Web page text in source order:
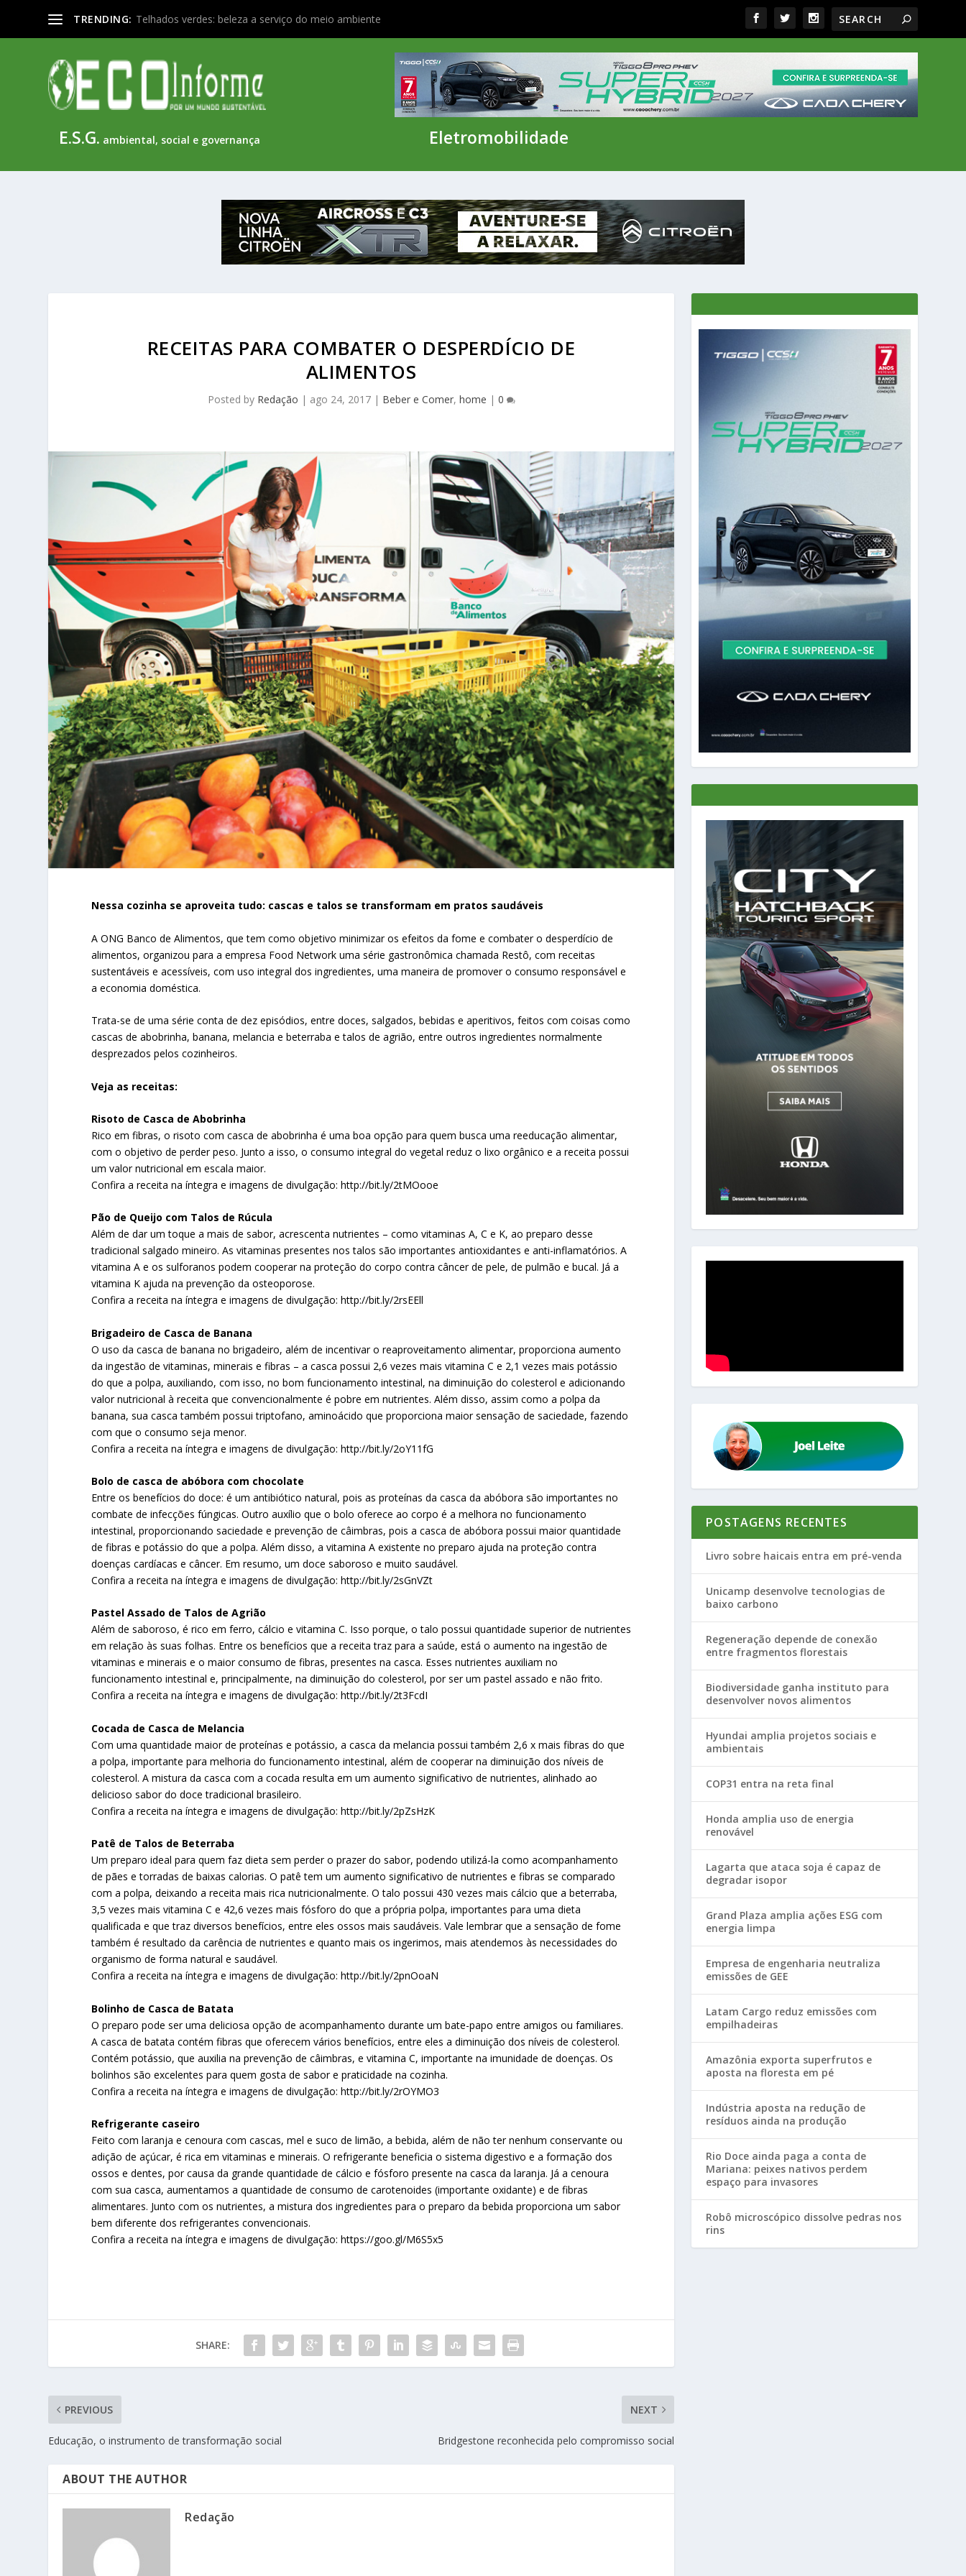
TRENDING: Telhados verdes: beleza a serviço do meio ambiente
E.S.G. ambiental, social e governança Eletromobilidade
RECEITAS PARA COMBATER O DESPERDÍCIO DE
ALIMENTOS
Posted by Redação | ago 24, 2017| Beber e Comer, home | 0
Nessa cozinha se aproveita tudo: cascas e talos se transformam em pratos saudáveis
A ONG Banco de Alimentos, que tem como objetivo minimizar os efeitos da fome e combater o desperdício de
alimentos, organizou para a empresa Food Network uma série gastronômica chamada Restô, com receitas
sustentáveis e acessíveis, com uso integral dos ingredientes, uma maneira de promover o consumo responsável e
a economia doméstica.
Trata-se de uma série conta de dez episódios, entre doces, salgados, bebidas e aperitivos, feitos com coisas como
cascas de abobrinha, banana, melancia e beterraba e talos de agrião, entre outros ingredientes normalmente
desprezados pelos cozinheiros.
Veja as receitas:
Risoto de Casca de Abobrinha
Rico em fibras, o risoto com casca de abobrinha é uma boa opção para quem busca uma reeducação alimentar,
com o objetivo de perder peso. Junto a isso, o consumo integral do vegetal reduz o lixo orgânico e a receita possui
um valor nutricional em escala maior.
Confira a receita na íntegra e imagens de divulgação: http://bit.ly/2tMOooe
Pão de Queijo com Talos de Rúcula
Além de dar um toque a mais de sabor, acrescenta nutrientes – como vitaminas A, C e K, ao preparo desse
tradicional salgado mineiro. As vitaminas presentes nos talos são importantes antioxidantes e anti-inflamatórios. A
vitamina A e os sulforanos podem cooperar na proteção do corpo contra câncer de pele, de pulmão e bucal. Já a
vitamina K ajuda na prevenção da osteoporose.
Confira a receita na íntegra e imagens de divulgação: http://bit.ly/2rsEEll
Brigadeiro de Casca de Banana
O uso da casca de banana no brigadeiro, além de incentivar o reaproveitamento alimentar, proporciona aumento
da ingestão de vitaminas, minerais e fibras – a casca possui 2,6 vezes mais vitamina C e 2,1 vezes mais potássio
do que a polpa, auxiliando, com isso, no bom funcionamento intestinal, na diminuição do colesterol e adicionando
valor nutricional à receita que convencionalmente é pobre em nutrientes. Além disso, assim como a polpa da
banana, sua casca também possui triptofano, aminoácido que proporciona maior sensação de saciedade, fazendo
com que o consumo seja menor.
Confira a receita na íntegra e imagens de divulgação: http://bit.ly/2oY11fG
Bolo de casca de abóbora com chocolate
Entre os benefícios do doce: é um antibiótico natural, pois as proteínas da casca da abóbora são importantes no
combate de infecções fúngicas. Outro auxílio que o bolo oferece ao corpo é a melhora no funcionamento
intestinal, proporcionando saciedade e prevenção de câimbras, pois a casca de abóbora possui maior quantidade
de fibras e potássio do que a polpa. Além disso, a vitamina A existente no preparo ajuda na proteção contra
doenças cardíacas e câncer. Em resumo, um doce saboroso e muito saudável.
Confira a receita na íntegra e imagens de divulgação: http://bit.ly/2sGnVZt
Pastel Assado de Talos de Agrião
Além de saboroso, é rico em ferro, cálcio e vitamina C. Isso porque, o talo possui quantidade superior de nutrientes
em relação às suas folhas. Entre os benefícios que a receita traz para a saúde, está o aumento na ingestão de
vitaminas e minerais e o maior consumo de fibras, presentes na casca. Esses nutrientes auxiliam no
funcionamento intestinal e, principalmente, na diminuição do colesterol, por ser um pastel assado e não frito.
Confira a receita na íntegra e imagens de divulgação: http://bit.ly/2t3FcdI
Cocada de Casca de Melancia
Com uma quantidade maior de proteínas e potássio, a casca da melancia possui também 2,6 x mais fibras do que
a polpa, importante para melhoria do funcionamento intestinal, além de cooperar na diminuição dos níveis de
colesterol. A mistura da casca com a cocada resulta em um aumento significativo de nutrientes, alinhado ao
delicioso sabor do doce tradicional brasileiro.
Confira a receita na íntegra e imagens de divulgação: http://bit.ly/2pZsHzK
Patê de Talos de Beterraba
Um preparo ideal para quem faz dieta sem perder o prazer do sabor, podendo utilizá-la como acompanhamento
de pães e torradas de baixas calorias. O patê tem um aumento significativo de nutrientes e fibras se comparado
com a polpa, deixando a receita mais rica nutricionalmente. O talo possui 430 vezes mais cálcio que a beterraba,
3,5 vezes mais vitamina C e 42,6 vezes mais fósforo do que a própria polpa, importantes para uma dieta
qualificada e que traz diversos benefícios, entre eles ossos mais saudáveis. Vale lembrar que a sensação de fome
também é resultado da carência de nutrientes e quanto mais os ingerimos, mais atendemos às necessidades do
organismo de forma natural e saudável.
Confira a receita na íntegra e imagens de divulgação: http://bit.ly/2pnOoaN
Bolinho de Casca de Batata
O preparo pode ser uma deliciosa opção de acompanhamento durante um bate-papo entre amigos ou familiares.
A casca de batata contém fibras que oferecem vários benefícios, entre eles a diminuição dos níveis de colesterol.
Contém potássio, que auxilia na prevenção de câimbras, e vitamina C, importante na imunidade de doenças. Os
bolinhos são excelentes para quem gosta de sabor e praticidade na cozinha.
Confira a receita na íntegra e imagens de divulgação: http://bit.ly/2rOYMO3
Refrigerante caseiro
Feito com laranja e cenoura com cascas, mel e suco de limão, a bebida, além de não ter nenhum conservante ou
adição de açúcar, é rica em vitaminas e minerais. O refrigerante beneficia o sistema digestivo e a formação dos
ossos e dentes, por causa da grande quantidade de cálcio e fósforo presente na casca da laranja. Já a cenoura
com sua casca, aumentamos a quantidade de consumo de carotenoides (importante oxidante) e de fibras
alimentares. Junto com os nutrientes, a mistura dos ingredientes para o preparo da bebida proporciona um sabor
bem diferente dos refrigerantes convencionais.
Confira a receita na íntegra e imagens de divulgação: https://goo.gl/M6S5x5
SHARE:
PREVIOUS
Educação, o instrumento de transformação social
NEXT
Bridgestone reconhecida pelo compromisso social
ABOUT THE AUTHOR
Redação
POSTAGENS RECENTES
Livro sobre haicais entra em pré-venda
Unicamp desenvolve tecnologias de
baixo carbono
Regeneração depende de conexão
entre fragmentos florestais
Biodiversidade ganha instituto para
desenvolver novos alimentos
Hyundai amplia projetos sociais e
ambientais
COP31 entra na reta final
Honda amplia uso de energia
renovável
Lagarta que ataca soja é capaz de
degradar isopor
Grand Plaza amplia ações ESG com
energia limpa
Empresa de engenharia neutraliza
emissões de GEE
Latam Cargo reduz emissões com
empilhadeiras
Amazônia exporta superfrutos e
aposta na floresta em pé
Indústria aposta na redução de
resíduos ainda na produção
Rio Doce ainda paga a conta de
Mariana: peixes nativos perdem
espaço para invasores
Robô microscópico dissolve pedras nos
rins